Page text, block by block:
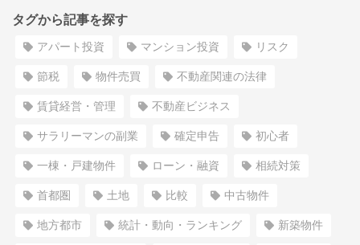
タグから記事を探す
アパート投資 マンション投資 リスク
節税 物件売買 不動産関連の法律
賃貸経営・管理 不動産ビジネス
サラリーマンの副業 確定申告 初心者
一棟・戸建物件 ローン・融資 相続対策
首都圏 土地 比較 中古物件
地方都市 統計・動向・ランキング 新築物件